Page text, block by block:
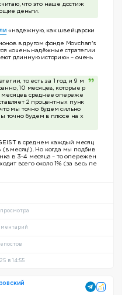
что это наше достиж
деньги.
«надежную, как швейцарски
в другом фонде Movchan's
«очень надёжные стратегии
длинную историю» – очень
то есть за 1 год и 9 м
10 месяцев, которые р
месяцев среднее опереже
2 процентных пунк
мы точно будем сильно
точно будем в плюсе на х
в среднем каждый месяц
месяц!). Но когда мы подбив
в 3–4 месяца – то опережен
всего около 1% (за весь пе
в 14:55